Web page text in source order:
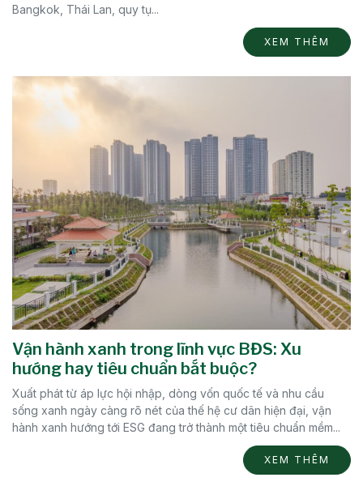
Bangkok, Thái Lan, quy tụ...
XEM THÊM
Vận hành xanh trong lĩnh vực BĐS: Xu
hướng hay tiêu chuẩn bắt buộc?
Xuất phát từ áp lực hội nhập, dòng vốn quốc tế và nhu cầu
sống xanh ngày càng rõ nét của thế hệ cư dân hiện đại, vận
hành xanh hướng tới ESG đang trở thành một tiêu chuẩn mềm...
XEM THÊM